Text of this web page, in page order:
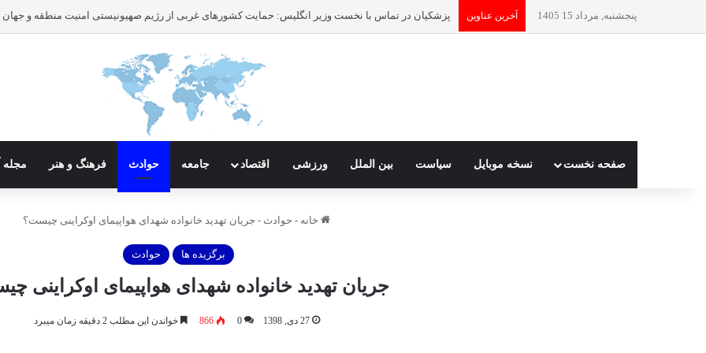
پنجشنبه, مرداد 15 1405 آخرین عناوین
صفحه نخست نسخه موبایل سیاست بین الملل ورزشی اقتصاد جامعه حوادث فرهنگ و هنر مجله
خانه - حوادث - جریان تهدید خانواده شهدای هواپیمای اوکراینی چیست؟
برگزیده ها حوادث
جریان تهدید خانواده شهدای هواپیمای اوکراینی
27 دی, 1398 0
866 خواندن این مطلب 2 دقیقه زمان میبرد